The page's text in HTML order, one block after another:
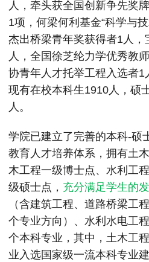
人，牵头获全国创新争先奖
1项，何梁何利基金“科学与
杰出桥梁青年奖获得者1人
人，全国徐芝纶力学优秀教
协青年人才托举工程入选者1
现有在校本科生1910人，硕
人。
学院已建立了完善的本科-硕
教育人才培养体系，拥有土
木工程一级博士点、水利工
级硕士点， 充分满足学生的
（含建筑工程、道路桥梁工
个专业方向）、水利水电工
个本科专业，其中，土木工
业入选国家级一流本科专业